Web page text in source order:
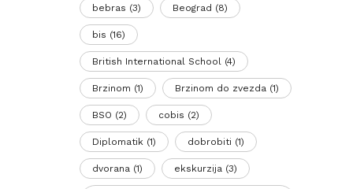
bebras (3) Beograd (8)
bis (16)
British International School(4)
Brzinom (1) Brzinom do zvezda(1)
BSO (2) cobis (2)
Diplomatik(1) dobrobiti (1)
dvorana(1) ekskurzija(3)